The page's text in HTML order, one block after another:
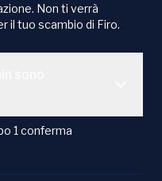
Non ti verrà
il tuo scambio di Firo.
1 conferma